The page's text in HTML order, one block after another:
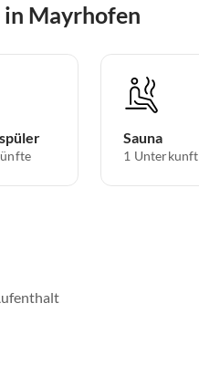
Mayrhofen
Sauna
1 Unterkunft